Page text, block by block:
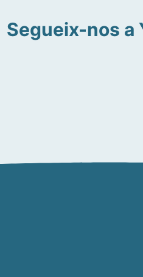
Segueix-nos a